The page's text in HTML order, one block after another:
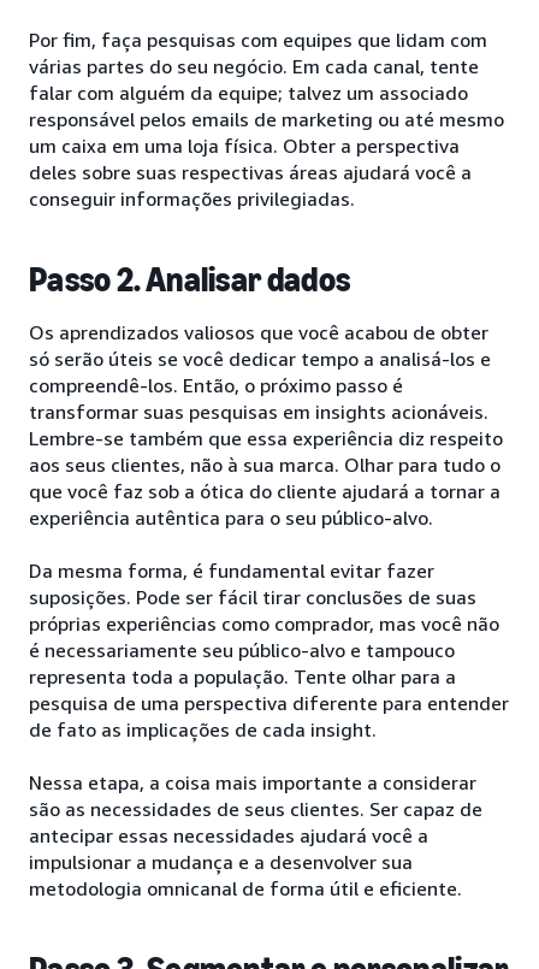
Por fim, faça pesquisas com equipes que lidam com
várias partes do seu negócio. Em cada canal, tente
falar com alguém da equipe; talvez um associado
responsável pelos emails de marketing ou até mesmo
um caixa em uma loja física. Obter a perspectiva
deles sobre suas respectivas áreas ajudará você a
conseguir informações privilegiadas.
Passo 2. Analisar dados
Os aprendizados valiosos que você acabou de obter
só serão úteis se você dedicar tempo a analisá-los e
compreendê-los. Então, o próximo passo é
transformar suas pesquisas em insights acionáveis.
Lembre-se também que essa experiência diz respeito
aos seus clientes, não à sua marca. Olhar para tudo o
que você faz sob a ótica do cliente ajudará a tornar a
experiência autêntica para o seu público-alvo.
Da mesma forma, é fundamental evitar fazer
suposições. Pode ser fácil tirar conclusões de suas
próprias experiências como comprador, mas você não
é necessariamente seu público-alvo e tampouco
representa toda a população. Tente olhar para a
pesquisa de uma perspectiva diferente para entender
de fato as implicações de cada insight.
Nessa etapa, a coisa mais importante a considerar
são as necessidades de seus clientes. Ser capaz de
antecipar essas necessidades ajudará você a
impulsionar a mudança e a desenvolver sua
metodologia omnicanal de forma útil e eficiente.